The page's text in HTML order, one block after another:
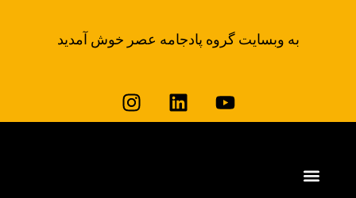
به وبسایت گروه پادجامه عصر خوش آمدید